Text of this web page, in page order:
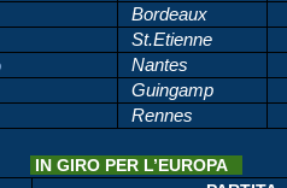
Bordeaux
St.Etienne
Nantes
Guingamp
Rennes
IN GIRO PER L’EUROPA